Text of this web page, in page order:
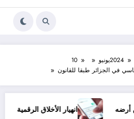
2024يونيو
10
في الجزائر طبقا للقانون
انهيار الأخلاق الرقمية ظاهرة